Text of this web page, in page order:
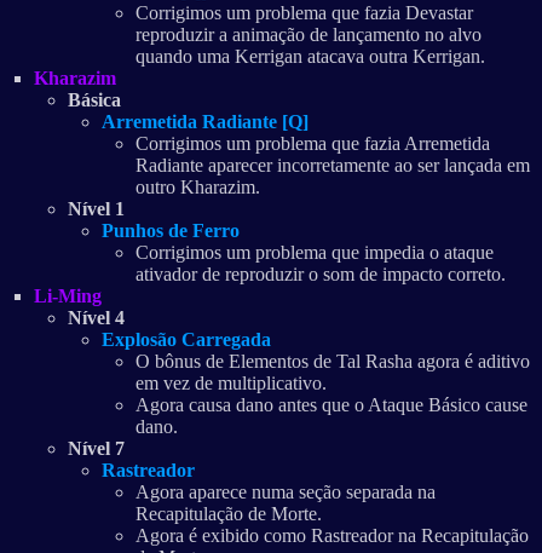
Corrigimos um problema que fazia Devastar
reproduzir a animação de lançamento no alvo
quando uma Kerrigan atacava outra Kerrigan.
Kharazim
Básica
Arremetida Radiante [Q]
Corrigimos um problema que fazia Arremetida
Radiante aparecer incorretamente ao ser lançada em
outro Kharazim.
Nível 1
Punhos de Ferro
Corrigimos um problema que impedia o ataque
ativador de reproduzir o som de impacto correto.
Li-Ming
Nível 4
Explosão Carregada
O bônus de Elementos de Tal Rasha agora é aditivo
em vez de multiplicativo.
Agora causa dano antes que o Ataque Básico cause
dano.
Nível 7
Rastreador
Agora aparece numa seção separada na
Recapitulação de Morte.
Agora é exibido como Rastreador na Recapitulação